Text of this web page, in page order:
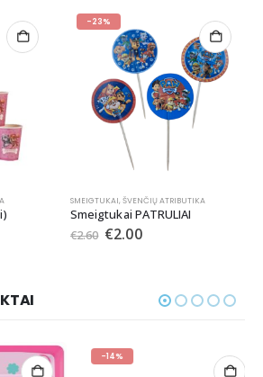
-23%
SMEIGTUKAI, ŠVENČIŲ ATRIBUTIKA
Smeigtukai PATRULIAI
€2.60 €2.00
-14%